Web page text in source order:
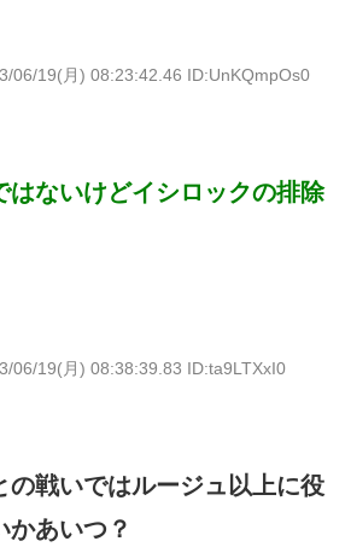
06/19(月) 08:23:42.46 ID:UnKQmpOs0
はないけどイシロックの排除
06/19(月) 08:38:39.83 ID:ta9LTXxI0
の戦いではルージュ以上に役
かあいつ？